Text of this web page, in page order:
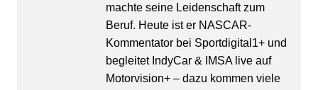
machte seine Leidenschaft zum
Beruf. Heute ist er NASCAR-
Kommentator bei Sportdigital1+ und
begleitet IndyCar & IMSA live auf
Motorvision+ – dazu kommen viele